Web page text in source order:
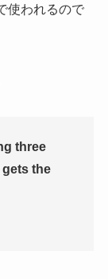
使われるので
three
the